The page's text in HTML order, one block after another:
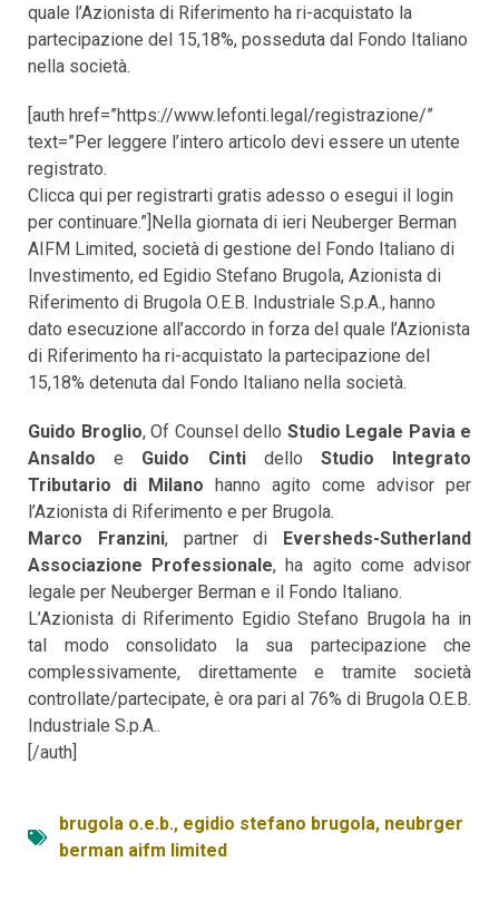
quale l’Azionista di Riferimento ha ri-acquistato la
partecipazione del 15,18%, posseduta dal Fondo Italiano
nella società.
[auth href=”https://www.lefonti.legal/registrazione/”
text=”Per leggere l’intero articolo devi essere un utente
registrato.
Clicca qui per registrarti gratis adesso o esegui il login
per continuare.”]Nella giornata di ieri Neuberger Berman
AIFM Limited, società di gestione del Fondo Italiano di
Investimento, ed Egidio Stefano Brugola, Azionista di
Riferimento di Brugola O.E.B. Industriale S.p.A., hanno
dato esecuzione all’accordo in forza del quale l’Azionista
di Riferimento ha ri-acquistato la partecipazione del
15,18% detenuta dal Fondo Italiano nella società.
Guido Broglio, Of Counsel dello Studio Legale Pavia e
Ansaldo e Guido Cintidello Studio Integrato
Tributario di Milano hanno agito come advisor per
l’Azionista di Riferimento e per Brugola.
Marco Franzini, partner di Eversheds-Sutherland
Associazione Professionale, ha agito come advisor
legale per Neuberger Berman e il Fondo Italiano.
L’Azionista di Riferimento Egidio Stefano Brugola ha in
tal modo consolidato la sua partecipazione che
complessivamente, direttamente e tramite società
controllate/partecipate, è ora pari al 76% di Brugola O.E.B.
Industriale S.p.A..
[/auth]
brugola o.e.b., egidio stefano brugola, neubrger
berman aifm limited